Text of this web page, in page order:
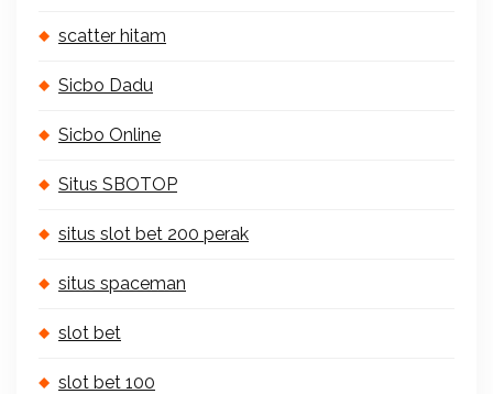
scatter hitam
Sicbo Dadu
Sicbo Online
Situs SBOTOP
situs slot bet 200 perak
situs spaceman
slot bet
slot bet 100